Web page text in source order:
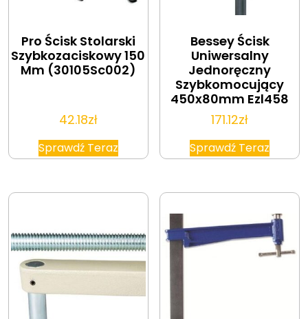
Pro Ścisk Stolarski
Szybkozaciskowy 150
Mm (30105Sc002)
42.18zł
Sprawdź Teraz
Bessey Ścisk
Uniwersalny
Jednoręczny
Szybkomocujący
450x80mm Ezl458
171.12zł
Sprawdź Teraz